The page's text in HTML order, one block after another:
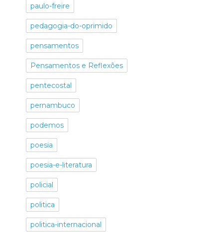
paulo-freire
pedagogia-do-oprimido
pensamentos
Pensamentos e Reflexões
pentecostal
pernambuco
podemos
poesia
poesia-e-literatura
policial
politica
politica-internacional